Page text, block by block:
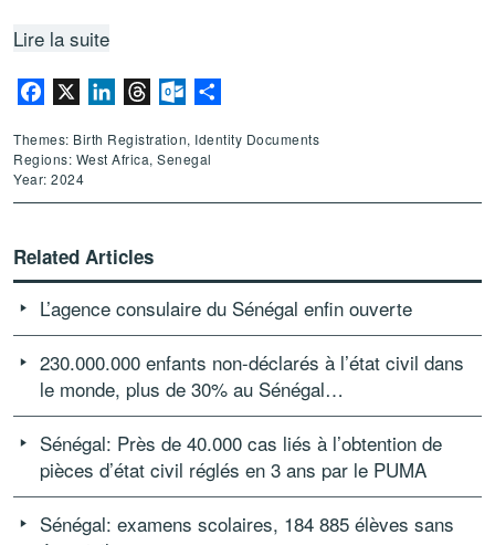
Lire la suite
Facebook LinkedInThreadsOutlook.com
Themes: Birth Registration, Identity Documents
Regions: West Africa, Senegal
Year: 2024
Related Articles
L’agence consulaire du Sénégal enfin ouverte
230.000.000 enfants non-déclarés à l’état civil dans
le monde, plus de 30% au Sénégal…
Sénégal: Près de 40.000 cas liés à l’obtention de
pièces d’état civil réglés en 3 ans par le PUMA
Sénégal: examens scolaires, 184 885 élèves sans